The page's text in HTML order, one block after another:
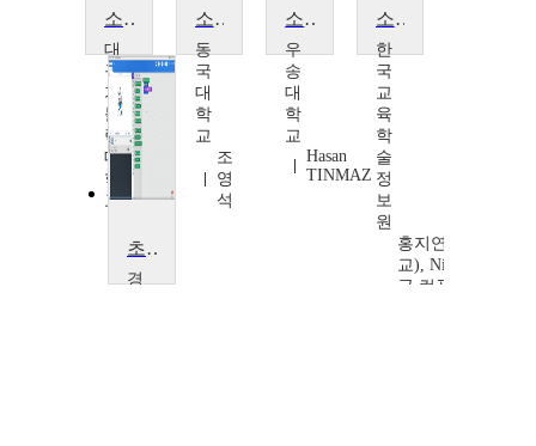
소프트웨어공학
대
구
가
톨
릭
대
학
교
행
소프트웨어공학
동
국
대
학
교
조
영
석
소프트웨어 엔지니어링 소개
우
송
대
학
교
Hasan
TINMAZ
소프트웨어 교육 도구
한
국
교
육
학
술
정
보
원
홍지연(한터초등학
교), Niel McLean(
국 컴퓨팅 협회),
초등 소프트웨어교육 기초
경